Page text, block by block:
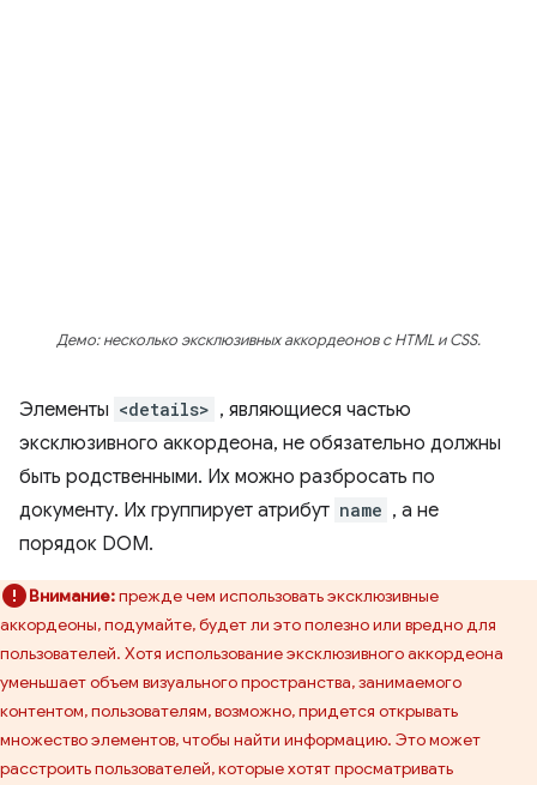
Демо: несколько эксклюзивных аккордеонов с HTML и CSS.
Элементы <details> , являющиеся частью
эксклюзивного аккордеона, не обязательно должны
быть родственными. Их можно разбросать по
документу. Их группирует атрибут name , а не
порядок DOM.
Внимание:прежде чем использовать эксклюзивные
аккордеоны, подумайте, будет ли это полезно или вредно для
пользователей. Хотя использование эксклюзивного аккордеона
уменьшает объем визуального пространства, занимаемого
контентом, пользователям, возможно, придется открывать
множество элементов, чтобы найти информацию. Это может
расстроить пользователей, которые хотят просматривать